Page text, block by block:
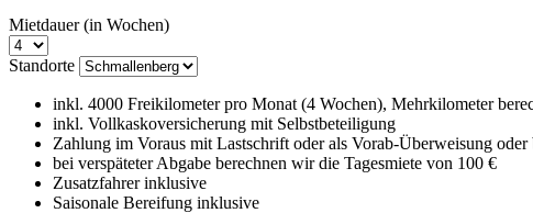
Mietdauer (in Wochen)
Standorte
inkl. 4000 Freikilometer pro Monat (4 Wochen), Mehrkilometer
inkl. Vollkaskoversicherung mit Selbstbeteiligung
Zahlung im Voraus mit Lastschrift oder als Vorab-Überweisung
bei verspäteter Abgabe berechnen wir die Tagesmiete von 100 €
Zusatzfahrer inklusive
Saisonale Bereifung inklusive